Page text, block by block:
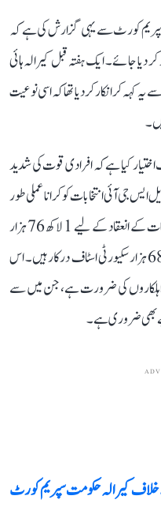
کورٹ سے یہی گزارش کی ہے کہ
جائے۔ ایک ہفتہ قبل کیرالہ ہائی
کر انکار کر دیا تھا کہ اسی نوعیت
کیا ہے کہ افرادی قوت کی شدید
جی آئی انتخابات کو کرانا عملی طور
پر ممکن نہیں۔ حکومت کے مطابق مقامی انتخابات کے انعقاد کے لیے 1 لاکھ 76 ہزار
سے زیادہ سرکاری اور نیم سرکاری ملازمین اور 68 ہزار سکیورٹی اسٹاف درکار ہیں۔ اس
علاوہ ایس آئی آر کے لیے مزید 25668 اہلکاروں کی ضرورت ہے، جن میں سے
بھی ضروری ہے۔
خلاف کیرالہ حکومت سپریم کورٹ